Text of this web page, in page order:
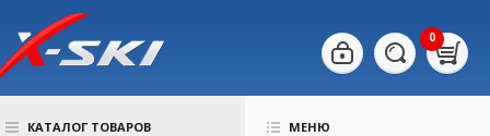
0
КАТАЛОГ ТОВАРОВ МЕНЮ